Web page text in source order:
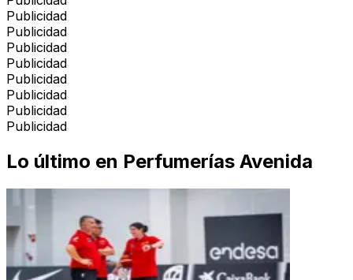
Publicidad
Publicidad
Publicidad
Publicidad
Publicidad
Publicidad
Publicidad
Publicidad
Lo último en Perfumerías Avenida